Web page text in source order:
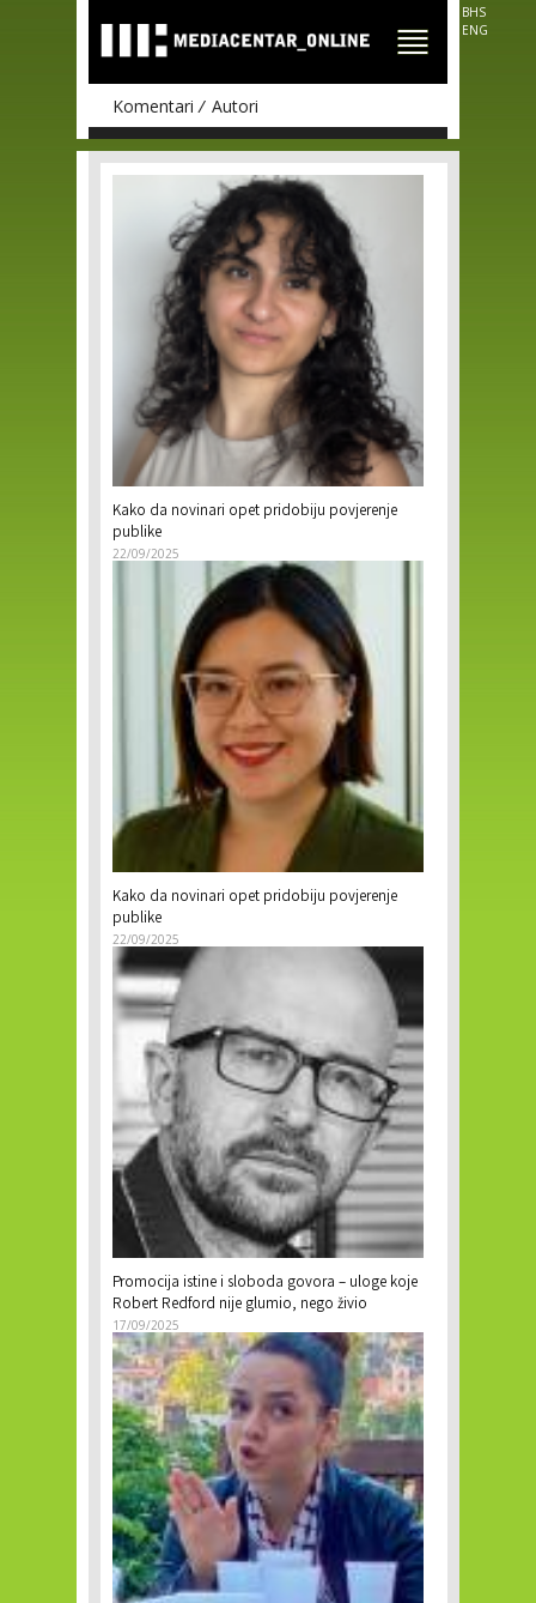
main
content
BHS
ENG
Komentari Autori
Kako da novinari opet pridobiju povjerenje
publike
22/09/2025
Kako da novinari opet pridobiju povjerenje
publike
22/09/2025
Promocija istine i sloboda govora – uloge koje
Robert Redford nije glumio, nego živio
17/09/2025
Pages